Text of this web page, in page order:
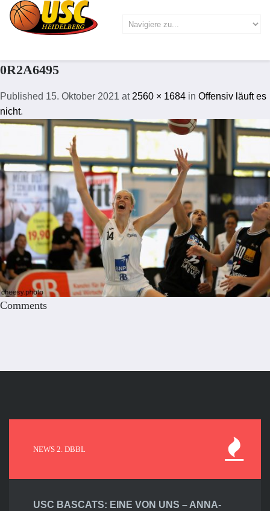
0R2A6495
Published 15. Oktober 2021 at 2560 × 1684 in Offensiv läuft es
nicht.
Comments
NEWS 2. DBBL
USC BASCATS: EINE VON UNS – ANNA-